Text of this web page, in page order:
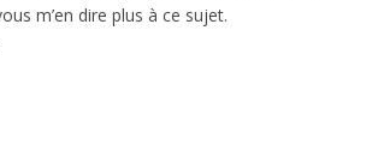
m’en dire plus à ce sujet.